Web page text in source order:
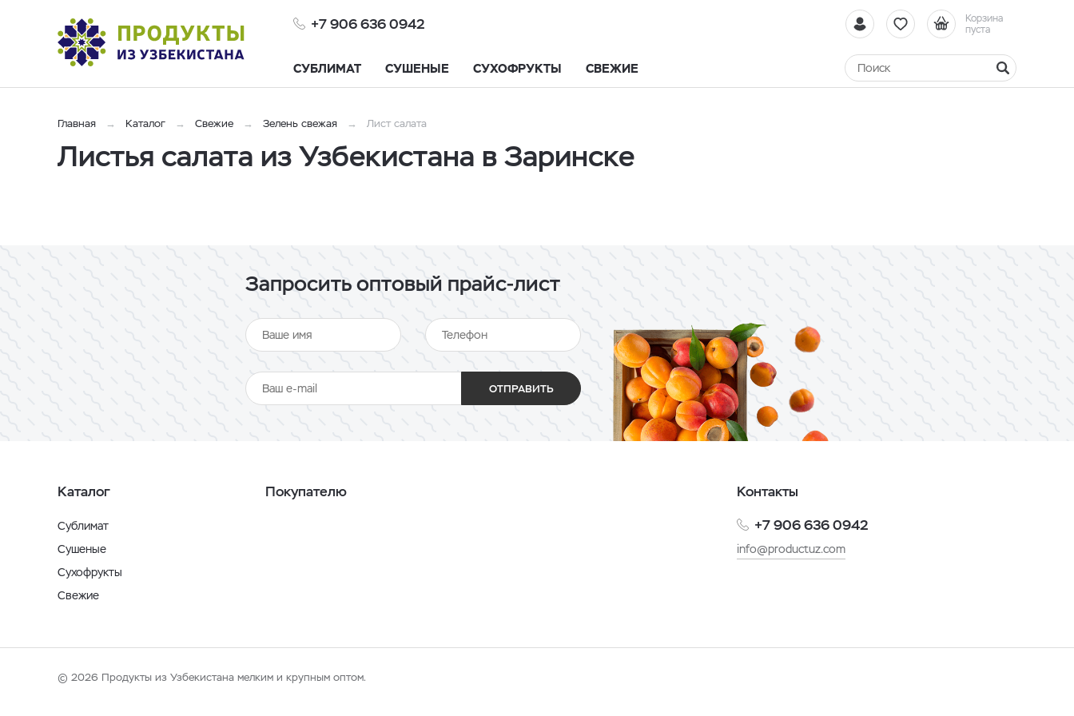
+7 906 636 0942
Корзина
пуста
СУБЛИМАТ СУШЕНЫЕ СУХОФРУКТЫ СВЕЖИЕ
Главная Каталог Свежие Зелень свежая Лист салата
Листья салата из Узбекистана в Заринске
Запросить оптовый прайс-лист
ОТПРАВИТЬ
Каталог
Сублимат
Сушеные
Сухофрукты
Свежие
Покупателю
Контакты
+7 906 636 0942
info@productuz.com
© 2026 Продукты из Узбекистана мелким и крупным оптом.